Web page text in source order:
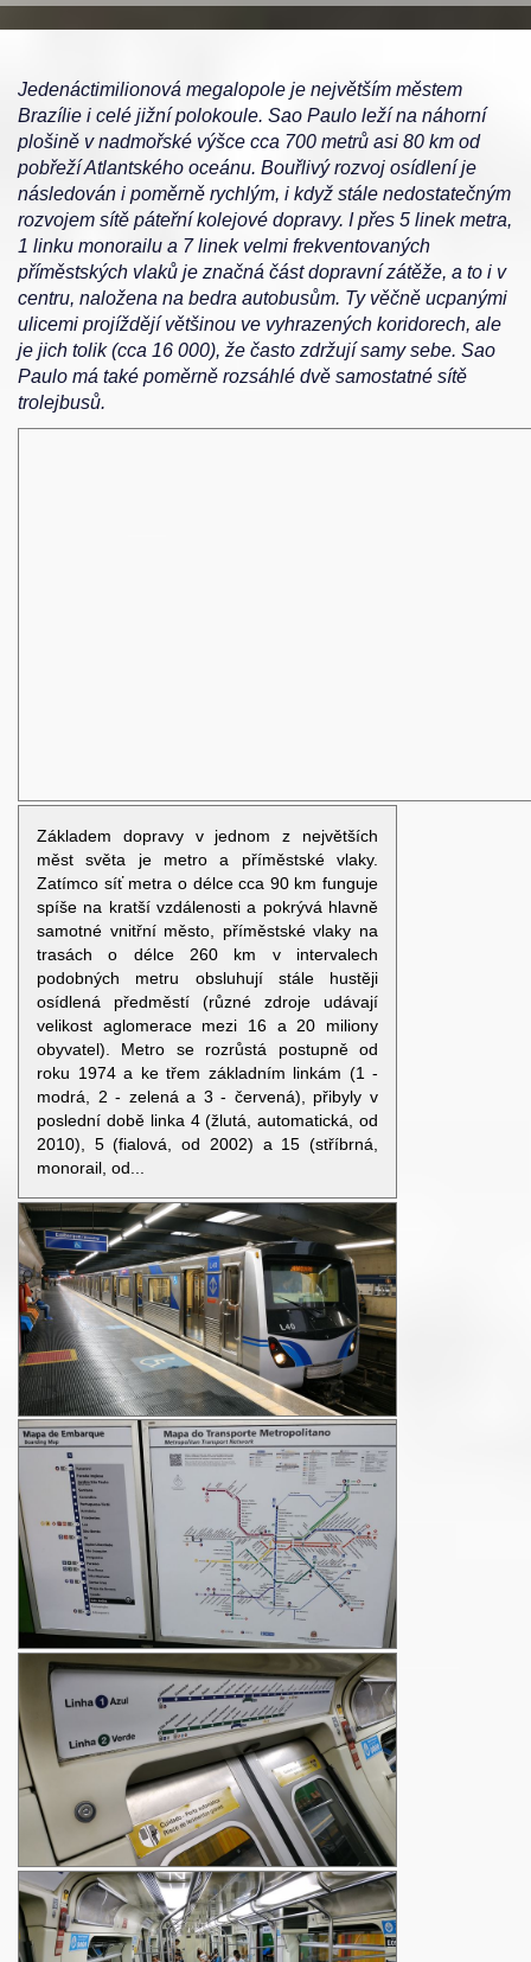
Jedenáctimilionová megalopole je největším městem
Brazílie i celé jižní polokoule. Sao Paulo leží na náhorní
plošině v nadmořské výšce cca 700 metrů asi 80 km od
pobřeží Atlantského oceánu. Bouřlivý rozvoj osídlení je
následován i poměrně rychlým, i když stále nedostatečným
rozvojem sítě páteřní kolejové dopravy. I přes 5 linek metra,
1 linku monorailu a 7 linek velmi frekventovaných
příměstských vlaků je značná část dopravní zátěže, a to i v
centru, naložena na bedra autobusům. Ty věčně ucpanými
ulicemi projíždějí většinou ve vyhrazených koridorech, ale
je jich tolik (cca 16 000), že často zdržují samy sebe. Sao
Paulo má také poměrně rozsáhlé dvě samostatné sítě
trolejbusů.
Základem dopravy v jednom z největších
měst světa je metro a příměstské vlaky.
Zatímco síť metra o délce cca 90 km funguje
spíše na kratší vzdálenosti a pokrývá hlavně
samotné vnitřní město, příměstské vlaky na
trasách o délce 260 km v intervalech
podobných metru obsluhují stále hustěji
osídlená předměstí (různé zdroje udávají
velikost aglomerace mezi 16 a 20 miliony
obyvatel). Metro se rozrůstá postupně od
roku 1974 a ke třem základním linkám (1 -
modrá, 2 - zelená a 3 - červená), přibyly v
poslední době linka 4 (žlutá, automatická, od
2010), 5 (fialová, od 2002) a 15 (stříbrná,
monorail, od...